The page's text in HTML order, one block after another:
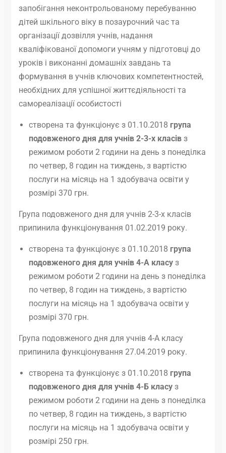
запобігання неконтрольованому перебуванню
дітей шкільного віку в позаурочний час та
організації дозвілля учнів, надання
кваліфікованої допомоги учням у підготовці до
уроків і виконанні домашніх завдань та
формування в учнів ключових компетентностей,
необхідних для успішної життєдіяльності та
самореалізації особистості
створена та функціонує з 01.10.2018 група
подовженого дня для учнів 2-3-хкласівз
режимом роботи 2 години на день з понеділка
по четвер, 8 годин на тиждень, з вартістю
послуги на місяць на 1 здобувача освіти у
розмірі 370 грн.
Група подовженого дня для учнів 2-3-х класів
припинила функціонування 01.02.2019 року.
створена та функціонує з 01.10.2018 група
подовженого дня для учнів 4-А класуз
режимом роботи 2 години на день з понеділка
по четвер, 8 годин на тиждень, з вартістю
послуги на місяць на 1 здобувача освіти у
розмірі 370 грн.
Група подовженого дня для учнів 4-А класу
припинила функціонування 27.04.2019 року.
створена та функціонує з 01.10.2018 група
подовженого дня для учнів 4-Б класуз
режимом роботи 2 години на день з понеділка
по четвер, 8 годин на тиждень, з вартістю
послуги на місяць на 1 здобувача освіти у
розмірі 250 грн.